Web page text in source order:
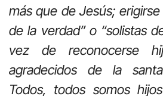
más que de Jesús;
de la verdad” o “solistas
vez de reconocerse
agradecidos de la
Todos, todos somos